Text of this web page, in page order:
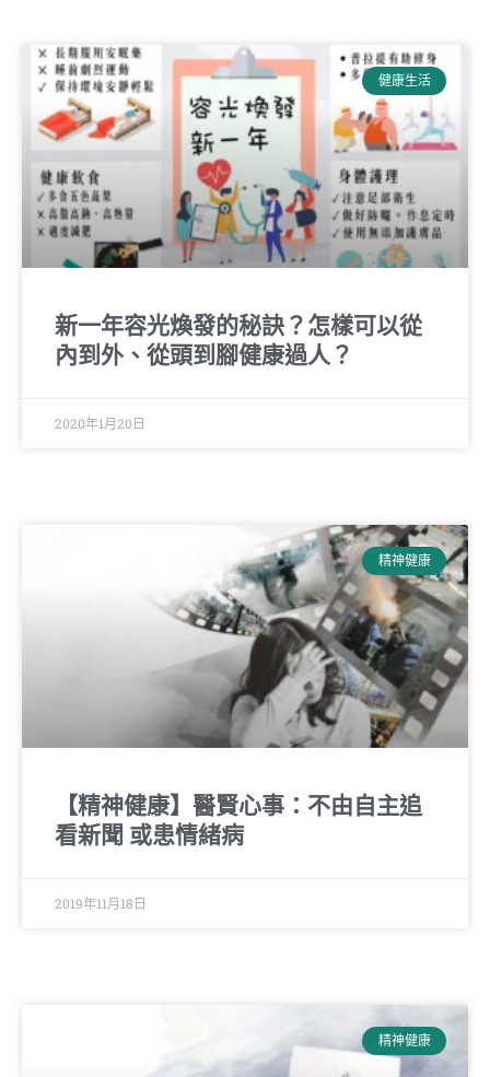
健康生活
新一年容光煥發的秘訣？怎樣可以從
內到外、從頭到腳健康過人？
2020年1月20日
精神健康
【精神健康】醫賢心事：不由自主追
看新聞 或患情緒病
2019年11月18日
精神健康